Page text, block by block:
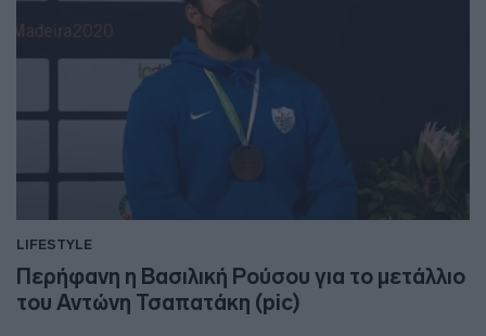
LIFESTYLE
Περήφανη η Βασιλική Ρούσου για το μετάλλιο
του Αντώνη Τσαπατάκη (pic)